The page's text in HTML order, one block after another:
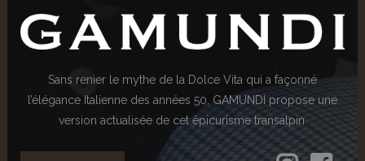
Sans renier le mythe de la Dolce Vita qui a façonné
l’élégance Italienne des années 50, GAMUNDI propose une
version actualisée de cet épicurisme transalpin.